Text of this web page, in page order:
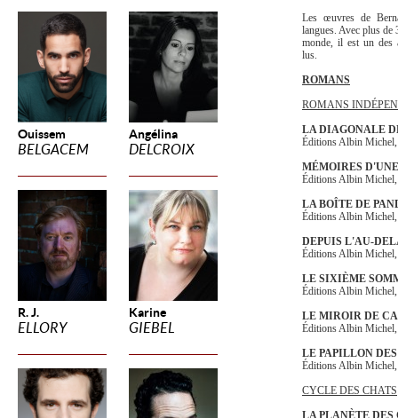
Ouissem
BELGACEM
Angélina
DELCROIX
R. J.
ELLORY
Karine
GIEBEL
Les œuvres de
langues. Avec plus de
monde, il est un des
lus.
ROMANS
ROMANS
LA DIAGONALE
Éditions Albin
MÉMOIRES
Éditions Albin
LA BOÎTE DE
Éditions Albin
DEPUIS L'AU-
Éditions Albin
LE SIXIÈME
Éditions Albin
LE MIROIR DE
Éditions Albin
LE PAPILLON
Éditions Albin
CYCLE DES CHATS
LA PLANÈTE DES